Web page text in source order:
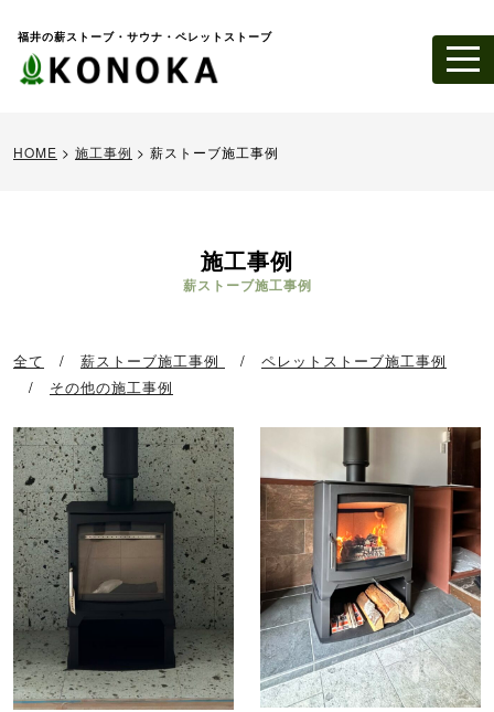
福井の薪ストーブ・サウナ・ペレットストーブ
HOME > 施工事例 > 薪ストーブ施工事例
施工事例
薪ストーブ施工事例
全て / 薪ストーブ施工事例 / ペレットストーブ施工事例
/ その他の施工事例